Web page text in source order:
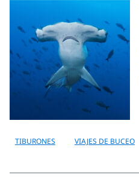
TIBURONES
VIAJES DE BUCEO